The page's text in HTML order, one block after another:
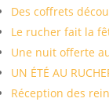
Des coffrets
Le rucher fait la
Une nuit offerte
UN ÉTÉ AU
Réception des